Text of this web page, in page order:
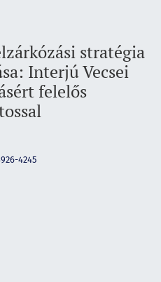
stratégia
Interjú Vecsei
felelős
4245